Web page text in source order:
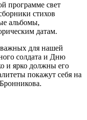
программе свет
стихов
альбомы,
датам.
для нашей
солдата и Дню
и ярко должны его
покажут себя на